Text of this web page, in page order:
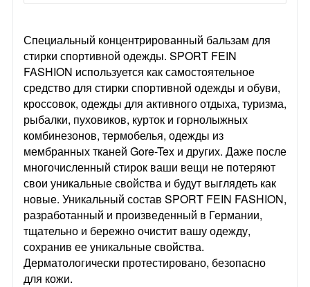
Специальный концентрированный бальзам для
стирки спортивной одежды. SPORT FEIN
FASHION используется как самостоятельное
средство для стирки спортивной одежды и обуви,
кроссовок, одежды для активного отдыха, туризма,
рыбалки, пуховиков, курток и горнолыжных
комбинезонов, термобелья, одежды из
мембранных тканей Gore-Tex и других. Даже после
многочисленный стирок ваши вещи не потеряют
свои уникальные свойства и будут выглядеть как
новые. Уникальный состав SPORT FEIN FASHION,
разработанный и произведенный в Германии,
тщательно и бережно очистит вашу одежду,
сохранив ее уникальные свойства.
Дерматологически протестировано, безопасно
для кожи.